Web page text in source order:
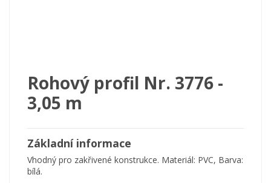
Rohový profil Nr. 3776 -
3,05 m
Základní informace
Vhodný pro zakřivené konstrukce. Materiál: PVC, Barva:
bílá.